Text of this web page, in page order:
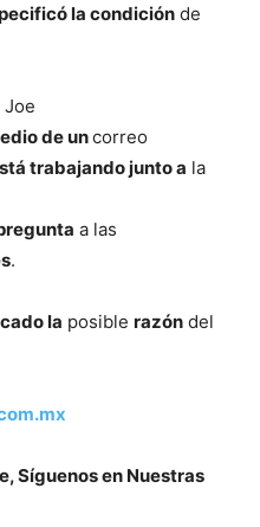
la condición de
Joe
de uncorreo
trabajando junto a la
a las
.
la posible razón del
Síguenos en Nuestras